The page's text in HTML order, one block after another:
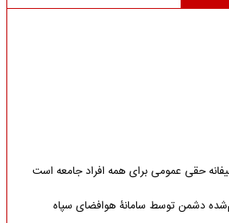
حقی عمومی برای همه افراد جامعه است
دشمن توسط سامانۀ هوافضای سپاه